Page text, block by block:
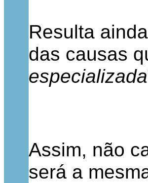
Resulta
das causas
especializada
Assim, não
será a